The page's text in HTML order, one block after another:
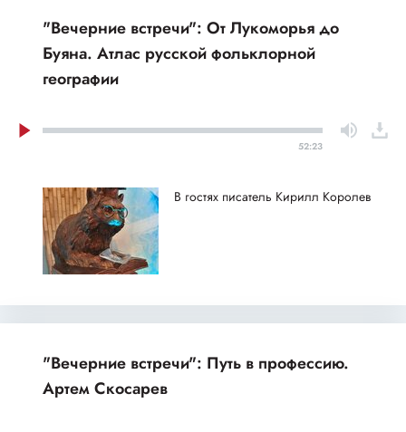
"Вечерние встречи": От Лукоморья до
Буяна. Атлас русской фольклорной
географии
52:23
В гостях писатель Кирилл Королев
"Вечерние встречи": Путь в профессию.
Артем Скосарев